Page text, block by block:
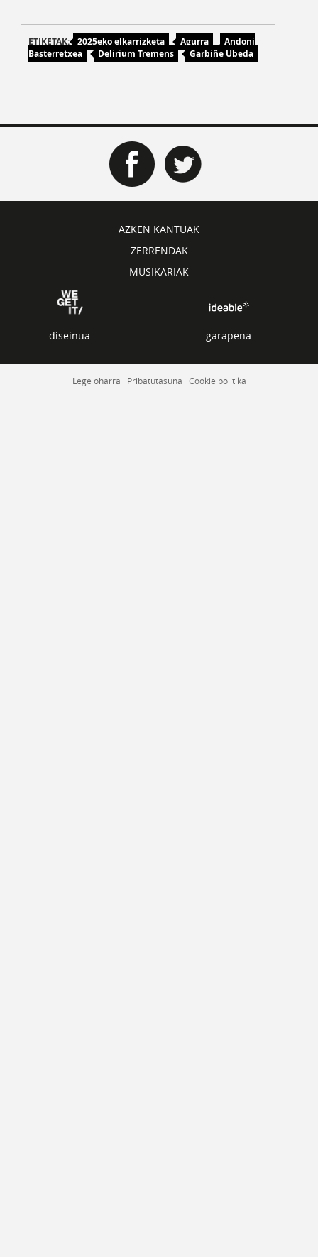
ETIKETAK: 2025eko elkarrizketa Agurra
Andoni
Basterretxea
Delirium Tremens Garbiñe Ubeda
AZKEN KANTUAK
ZERRENDAK
MUSIKARIAK
diseinua garapena
Lege oharra Pribatutasuna Cookie politika